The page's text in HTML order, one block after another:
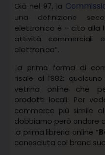
Già nel 97, la
una definizione
elettronico è – cito alla
attività commerciali
elettronica”.
La prima forma di
risale al 1982:
vetrina online che
prodotti locali. Per
commerce più simile
dobbiamo però andare
la prima libreria online “
conosciuta col brand